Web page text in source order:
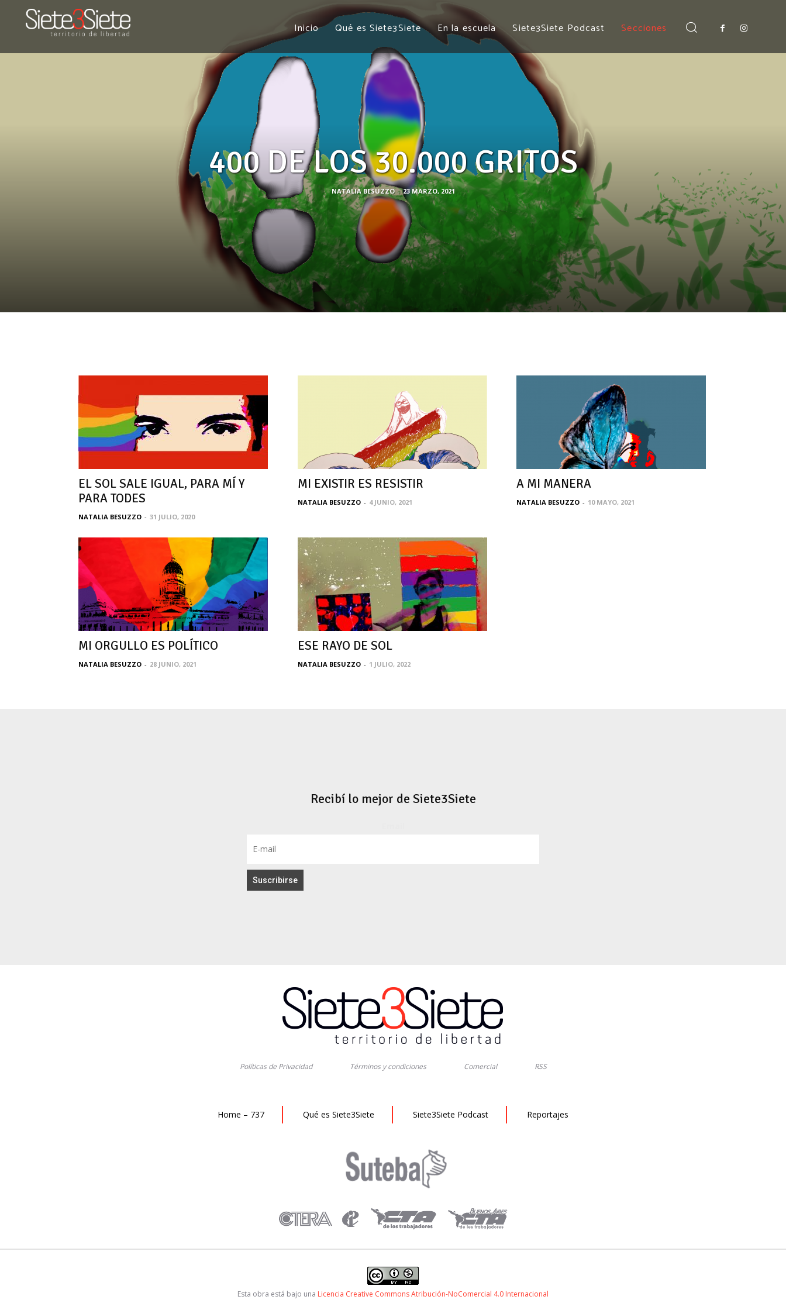
Inicio Qué es Siete3Siete En la escuela Siete3Siete Podcast Secciones
PERFILES DISIDENTES
MÁS POPULARES
400 DE LOS 30.000 GRITOS
NATALIA BESUZZO - 23 MARZO, 2021
EL SOL SALE IGUAL, PARA MÍ Y
PARA TODES
NATALIA BESUZZO - 31 JULIO, 2020
MI EXISTIR ES RESISTIR
NATALIA BESUZZO - 4 JUNIO, 2021
A MI MANERA
NATALIA BESUZZO - 10 MAYO, 2021
MI ORGULLO ES POLÍTICO
NATALIA BESUZZO - 28 JUNIO, 2021
ESE RAYO DE SOL
NATALIA BESUZZO - 1 JULIO, 2022
Recibí lo mejor de Siete3Siete
Políticas de Privacidad Términos y condiciones Comercial RSS
Home – 737 Qué es Siete3Siete Siete3Siete Podcast Reportajes
Esta obra está bajo una Licencia Creative Commons Atribución-NoComercial 4.0 Internacional